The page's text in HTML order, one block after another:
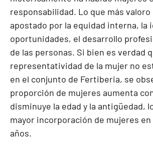
responsabilidad. Lo que más valoro
apostado por la equidad interna, la
oportunidades, el desarrollo
de las personas. Si bien es verdad
representatividad de la mujer no
en el conjunto de Fertiberia, se
proporción de mujeres aumenta
disminuye la edad y la antigüedad,
mayor incorporación de mujeres
años.